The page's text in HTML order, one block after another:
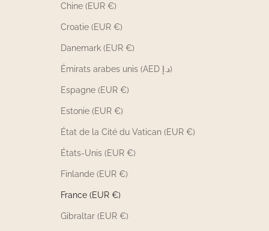
Chine (EUR €)
Croatie (EUR €)
Danemark (EUR €)
Émirats arabes unis (AED د.إ)
Espagne (EUR €)
Estonie (EUR €)
État de la Cité du Vatican (EUR €)
États-Unis (EUR €)
Finlande (EUR €)
France (EUR €)
Gibraltar (EUR €)